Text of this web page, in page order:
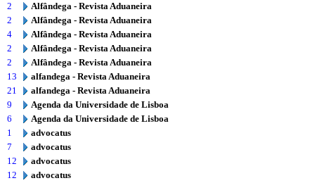
2
Alfândega - Revista Aduaneira
2
Alfândega - Revista Aduaneira
4
Alfândega - Revista Aduaneira
2
Alfândega - Revista Aduaneira
2
Alfândega - Revista Aduaneira
13
alfandega - Revista Aduaneira
21
alfandega - Revista Aduaneira
9
Agenda da Universidade de Lisboa
6
Agenda da Universidade de Lisboa
1
advocatus
7
advocatus
12
advocatus
12
advocatus